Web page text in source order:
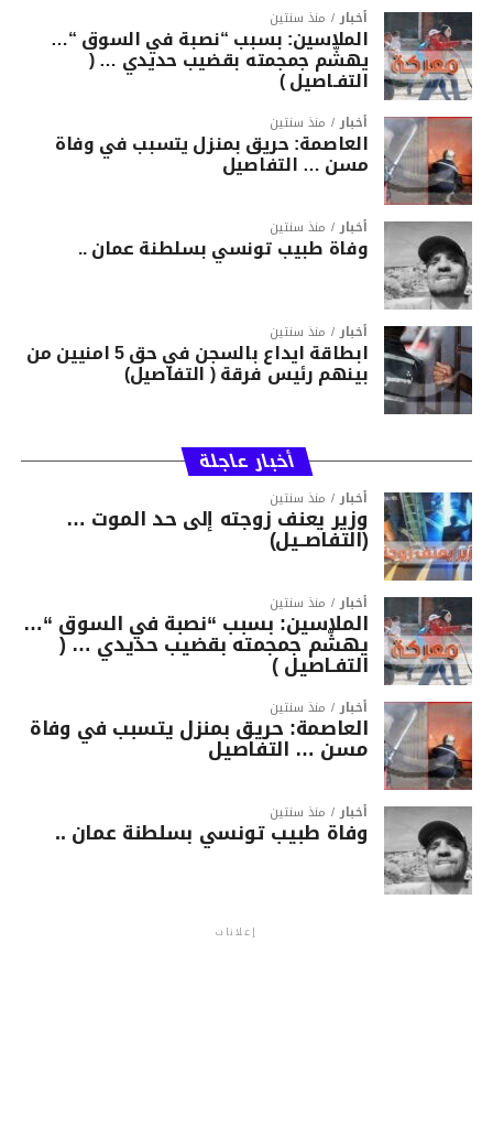
أخبار منذ سنتين
الملاسين: بسبب “نصبة في السوق “…
يهشّم جمجمته بقضيب حديدي … (
التفـاصيل )
أخبار منذ سنتين
العاصمة: حريق بمنزل يتسبب في وفاة
مسن … التفاصيل
أخبار منذ سنتين
وفاة طبيب تونسي بسلطنة عمان ..
أخبار منذ سنتين
ابطاقة ايداع بالسجن في حق 5 امنيين من
بينهم رئيس فرقة ( التفاصيل)
أخبار عاجلة
أخبار منذ سنتين
وزير يعنف زوجته إلى حد الموت …
(التفاصــيل)
أخبار منذ سنتين
الملاسين: بسبب “نصبة في السوق “…
يهشّم جمجمته بقضيب حديدي … (
التفـاصيل )
أخبار منذ سنتين
العاصمة: حريق بمنزل يتسبب في وفاة
مسن … التفاصيل
أخبار منذ سنتين
وفاة طبيب تونسي بسلطنة عمان ..
إعلانات